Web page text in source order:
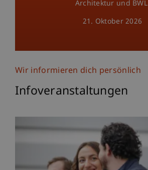
Architektur und BWL
21. Oktober 2026
Wir informieren dich persönlich
Infoveranstaltungen